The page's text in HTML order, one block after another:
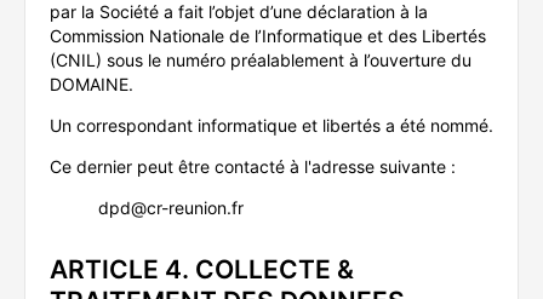
par la Société a fait l’objet d’une déclaration à la
Commission Nationale de l’Informatique et des Libertés
(CNIL) sous le numéro préalablement à l’ouverture du
DOMAINE.
Un correspondant informatique et libertés a été nommé.
Ce dernier peut être contacté à l'adresse suivante :
dpd@cr-reunion.fr
ARTICLE 4. COLLECTE &